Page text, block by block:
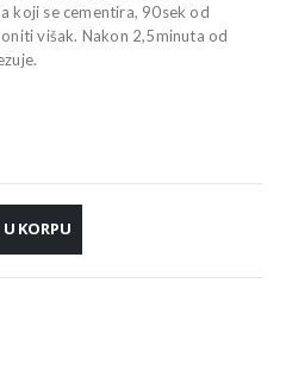
koji se cementira, 90sek od
višak. Nakon 2,5minuta od
KORPU